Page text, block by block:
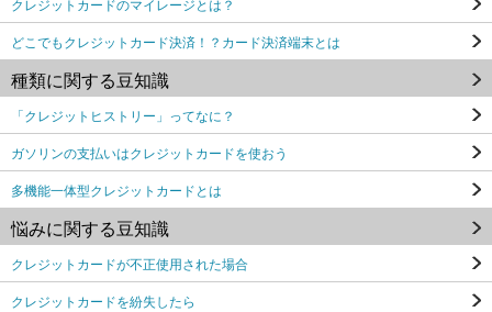
どこでもクレジットカード決済！？カード決済端末とは
種類に関する豆知識
「クレジットヒストリー」ってなに？
ガソリンの支払いはクレジットカードを使おう
多機能一体型クレジットカードとは
悩みに関する豆知識
クレジットカードが不正使用された場合
クレジットカードを紛失したら